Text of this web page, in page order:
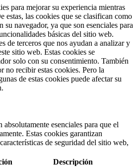
para mejorar su experiencia mientras
estas, las cookies que se clasifican como
su navegador, ya que son esenciales para
básicas del sitio web.
de terceros que nos ayudan a analizar y
sitio web. Estas cookies se
solo con su consentimiento. También
no recibir estas cookies. Pero la
de estas cookies puede afectar su
absolutamente esenciales para que el
Estas cookies garantizan
de seguridad del sitio web,
Descripción